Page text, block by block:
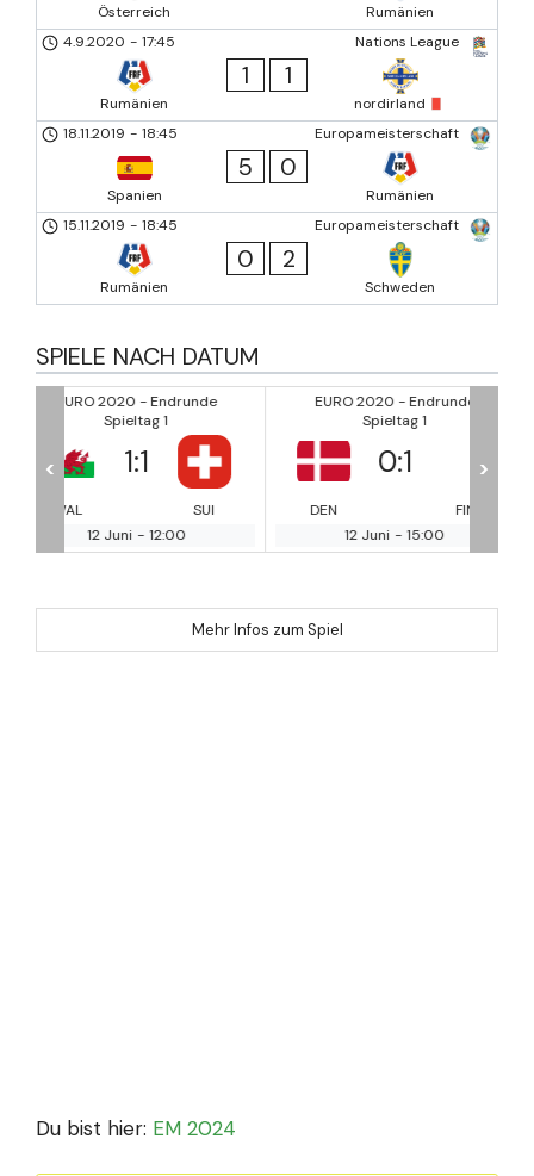
Österreich
Rumänien
Nations League
4.9.2020 - 17:45
Rumänien
1 1
nordirland
Europameisterschaft
18.11.2019 - 18:45
Spanien
5 0
Rumänien
Europameisterschaft
15.11.2019 - 18:45
Rumänien
0 2
Schweden
SPIELE NACH DATUM
EURO 2020 - Endrunde
Spieltag 1
0: 1
12 Juni
EURO 2020 - Endrunde
Spieltag 1
12 Juni
< >
Mehr Infos zum Spiel
Du bist hier: EM 2024